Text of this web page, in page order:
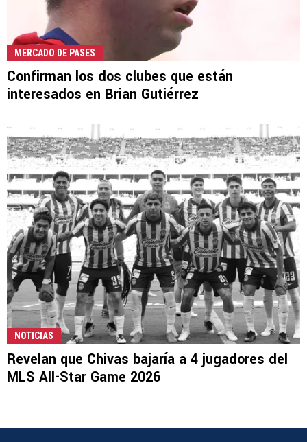
MERCADO DE PASES
Confirman los dos clubes que están
interesados en Brian Gutiérrez
NOTICIAS
Revelan que Chivas bajaría a 4 jugadores del
MLS All-Star Game 2026